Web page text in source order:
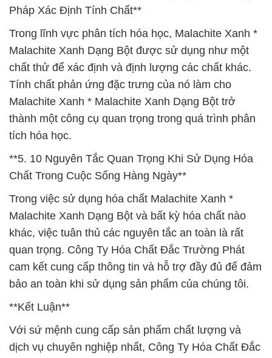
Pháp Xác Định Tính Chất**
Trong lĩnh vực phân tích hóa học, Malachite Xanh *
Malachite Xanh Dạng Bột được sử dụng như một
chất thử để xác định và định lượng các chất khác.
Tính chất phản ứng đặc trưng của nó làm cho
Malachite Xanh * Malachite Xanh Dạng Bột trở
thành một công cụ quan trọng trong quá trình phân
tích hóa học.
**5. 10 Nguyên Tắc Quan Trọng Khi Sử Dụng Hóa
Chất Trong Cuộc Sống Hàng Ngày**
Trong việc sử dụng hóa chất Malachite Xanh *
Malachite Xanh Dạng Bột và bất kỳ hóa chất nào
khác, việc tuân thủ các nguyên tắc an toàn là rất
quan trọng. Công Ty Hóa Chất Đắc Trường Phát
cam kết cung cấp thông tin và hỗ trợ đầy đủ để đảm
bảo an toàn khi sử dụng sản phẩm của chúng tôi.
**Kết Luận**
Với sứ mệnh cung cấp sản phẩm chất lượng và
dịch vụ chuyên nghiệp nhất, Công Ty Hóa Chất Đắc